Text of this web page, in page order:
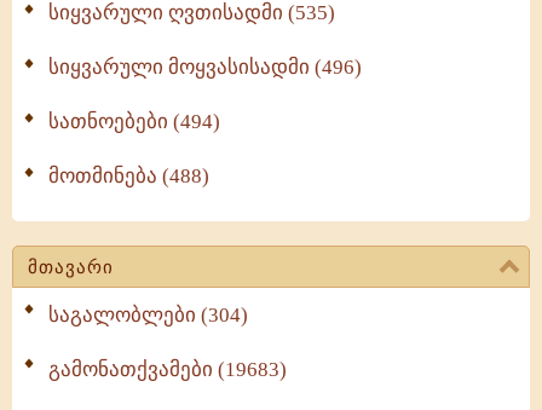
სიყვარული ღვთისადმი (535)
სიყვარული მოყვასისადმი (496)
სათნოებები (494)
მოთმინება (488)
მთავარი
საგალობლები (304)
გამონათქვამები (19683)